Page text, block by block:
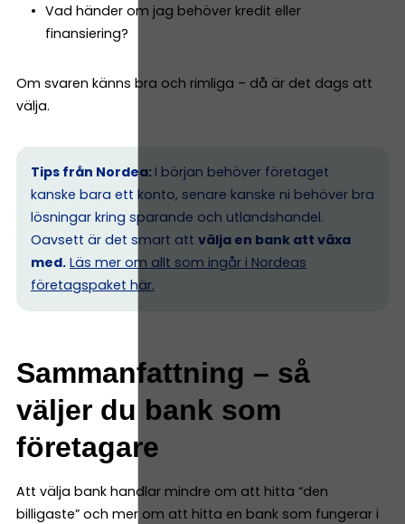
Vad händer om jag behöver kredit eller
finansiering?
Om svaren känns bra och rimliga – då är det dags att
välja.
Tips från Nordea: I början behöver företaget
kanske bara ett konto, senare kanske ni behöver bra
lösningar kring sparande och utlandshandel.
Oavsett är det smart att välja en bank att växa
med. Läs mer om allt som ingår i Nordeas
företagspaket här.
Sammanfattning – så
väljer du bank som
företagare
Att välja bank handlar mindre om att hitta “den
billigaste” och mer om att hitta en bank som fungerar i